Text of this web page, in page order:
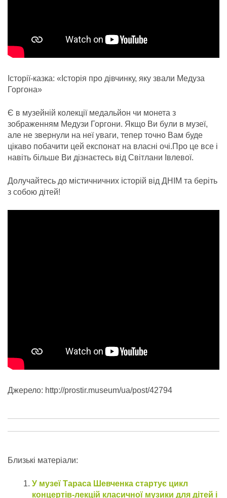
Історії-казка: «Історія про дівчинку, яку звали Медуза
Горгона»
Є в музейній колекції медальйон чи монета з
зображенням Медузи Горгони. Якщо Ви були в музеї,
але не звернули на неї уваги, тепер точно Вам буде
цікаво побачити цей експонат на власні очі.Про це все і
навіть більше Ви дізнаєтесь від Світлани Івлевої.
Долучайтесь до містичничних історій від ДНІМ та беріть
з собою дітей!
Джерело: http://prostir.museum/ua/post/42794
Близькі матеріали:
У музеї Тараса Шевченка стартує цикл
концертів-лекцій класичної музики для дітей і